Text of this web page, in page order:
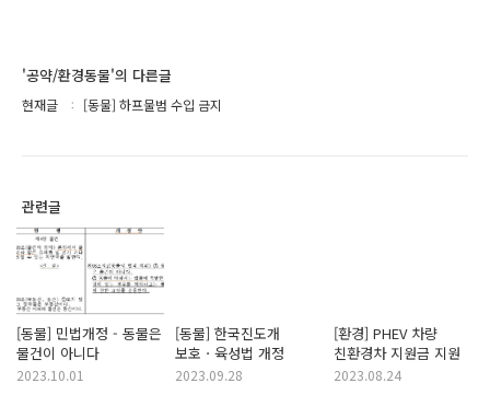
'공약/환경동물'의 다른글
현재글 [동물] 하프물범 수입 금지
관련글
[동물] 민법개정 - 동물은
물건이 아니다
2023.10.01
[동물] 한국진도개
보호ㆍ육성법 개정
2023.09.28
[환경] PHEV 차량
친환경차 지원금 지원
2023.08.24